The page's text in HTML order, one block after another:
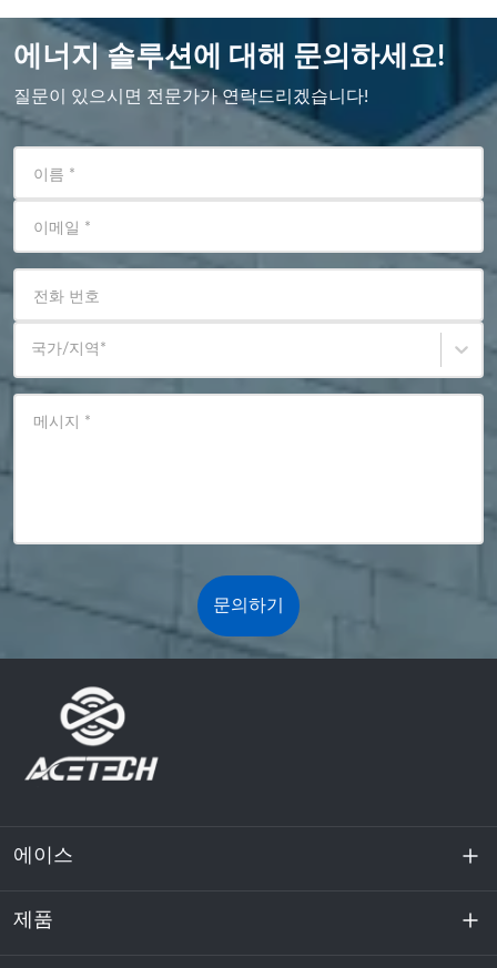
에너지 솔루션에 대해 문의하세요!
질문이 있으시면 전문가가 연락드리겠습니다!
이름 *
이메일 *
전화 번호
국가/지역 *
메시지 *
문의하기
에이스
회사 소개
제품